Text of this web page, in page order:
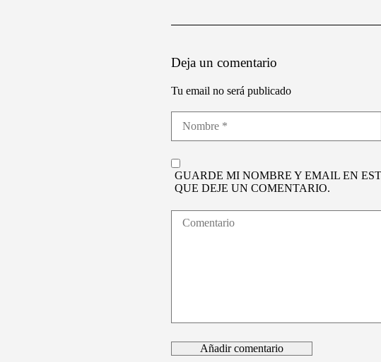
Deja un comentario
Tu email no será publicado
GUARDE MI NOMBRE Y EMAIL EN
QUE DEJE UN COMENTARIO.